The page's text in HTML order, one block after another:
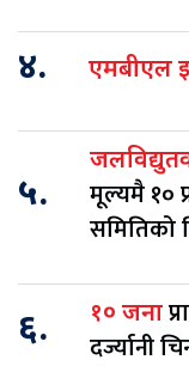
४. एमबीएल
५.
मूल्यमै १०
समितिको
६. १० जना
दर्ज्यानी